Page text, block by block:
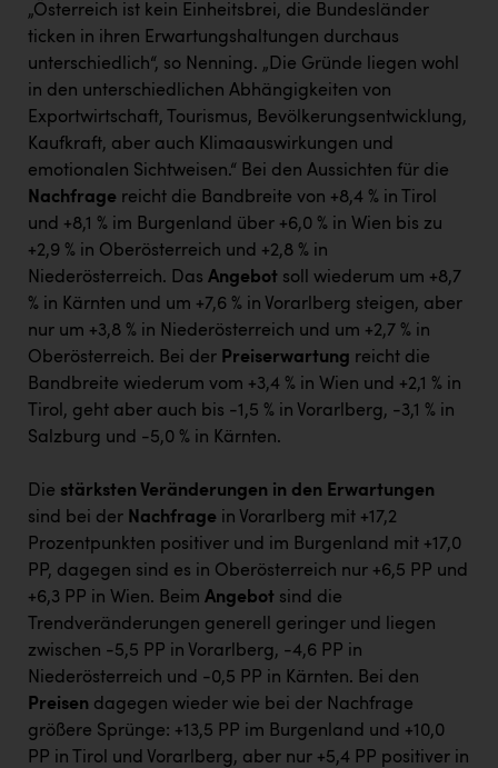
„Österreich ist kein Einheitsbrei, die Bundesländer
ticken in ihren Erwartungshaltungen durchaus
unterschiedlich“, so Nenning. „Die Gründe liegen wohl
in den unterschiedlichen Abhängigkeiten von
Exportwirtschaft, Tourismus, Bevölkerungsentwicklung,
Kaufkraft, aber auch Klimaauswirkungen und
emotionalen Sichtweisen.“ Bei den Aussichten für die
Nachfrage reicht die Bandbreite von +8,4 % in Tirol
und +8,1 % im Burgenland über +6,0 % in Wien bis zu
+2,9 % in Oberösterreich und +2,8 % in
Niederösterreich. Das Angebot soll wiederum um +8,7
% in Kärnten und um +7,6 % in Vorarlberg steigen, aber
nur um +3,8 % in Niederösterreich und um +2,7 % in
Oberösterreich. Bei der Preiserwartung reicht die
Bandbreite wiederum vom +3,4 % in Wien und +2,1 % in
Tirol, geht aber auch bis -1,5 % in Vorarlberg, -3,1 % in
Salzburg und -5,0 % in Kärnten.
Die stärksten Veränderungen in den Erwartungen
sind bei der Nachfrage in Vorarlberg mit +17,2
Prozentpunkten positiver und im Burgenland mit +17,0
PP, dagegen sind es in Oberösterreich nur +6,5 PP und
+6,3 PP in Wien. Beim Angebot sind die
Trendveränderungen generell geringer und liegen
zwischen -5,5 PP in Vorarlberg, -4,6 PP in
Niederösterreich und -0,5 PP in Kärnten. Bei den
Preisen dagegen wieder wie bei der Nachfrage
größere Sprünge: +13,5 PP im Burgenland und +10,0
PP in Tirol und Vorarlberg, aber nur +5,4 PP positiver in